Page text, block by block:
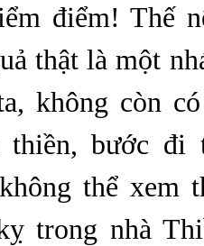
điểm! Thế
thật là một
không còn
thiền, bước đi
thể xem
trong nhà